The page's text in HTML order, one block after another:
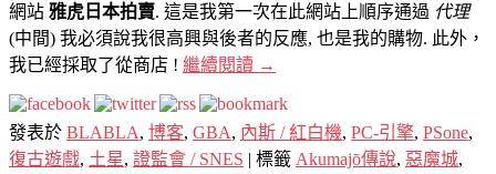
網站 雅虎日本拍賣. 這是我第一次在此網站上順序通過 代理
(中間) 我必須說我很高興與後者的反應, 也是我的購物. 此外，
我已經採取了從商店 ! 繼續閱讀 →
發表於 BLABLA, 博客, GBA, 內斯 / 紅白機, PC-引擎, PSone,
復古遊戲, 土星, 證監會 / SNES | 標籤 Akumajō傳說, 惡魔城,